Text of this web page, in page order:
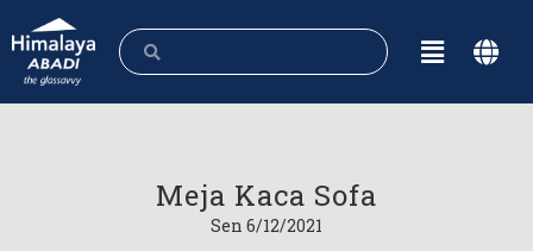
Meja Kaca Sofa
Sen 6/12/2021